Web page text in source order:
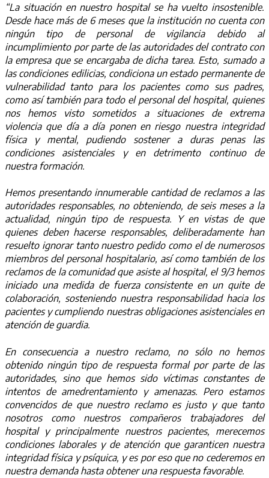
“La situación en nuestro hospital se ha vuelto insostenible.
Desde hace más de 6 meses que la institución no cuenta con
ningún tipo de personal de vigilancia debido al
incumplimiento por parte de las autoridades del contrato con
la empresa que se encargaba de dicha tarea. Esto, sumado a
las condiciones edilicias, condiciona un estado permanente de
vulnerabilidad tanto para los pacientes como sus padres,
como así también para todo el personal del hospital, quienes
nos hemos visto sometidos a situaciones de extrema
violencia que día a día ponen en riesgo nuestra integridad
física y mental, pudiendo sostener a duras penas las
condiciones asistenciales y en detrimento continuo de
nuestra formación.
Hemos presentando innumerable cantidad de reclamos a las
autoridades responsables, no obteniendo, de seis meses a la
actualidad, ningún tipo de respuesta. Y en vistas de que
quienes deben hacerse responsables, deliberadamente han
resuelto ignorar tanto nuestro pedido como el de numerosos
miembros del personal hospitalario, así como también de los
reclamos de la comunidad que asiste al hospital, el 9/3 hemos
iniciado una medida de fuerza consistente en un quite de
colaboración, sosteniendo nuestra responsabilidad hacia los
pacientes y cumpliendo nuestras obligaciones asistenciales en
atención de guardia.
En consecuencia a nuestro reclamo, no sólo no hemos
obtenido ningún tipo de respuesta formal por parte de las
autoridades, sino que hemos sido víctimas constantes de
intentos de amedrentamiento y amenazas. Pero estamos
convencidos de que nuestro reclamo es justo y que tanto
nosotros como nuestros compañeros trabajadores del
hospital y principalmente nuestros pacientes, merecemos
condiciones laborales y de atención que garanticen nuestra
integridad física y psíquica, y es por eso que no cederemos en
nuestra demanda hasta obtener una respuesta favorable.